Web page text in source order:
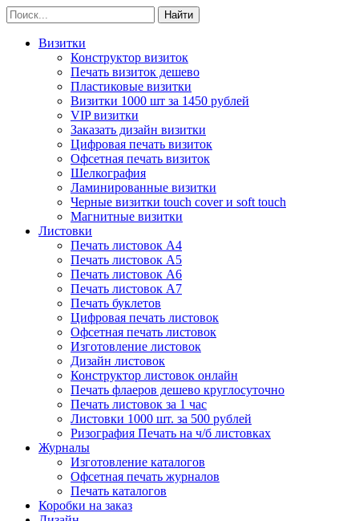
Визитки
Конструктор визиток
Печать визиток дешево
Пластиковые визитки
Визитки 1000 шт за 1450 рублей
VIP визитки
Заказать дизайн визитки
Цифровая печать визиток
Офсетная печать визиток
Шелкография
Ламинированные визитки
Черные визитки touch cover и soft touch
Магнитные визитки
Листовки
Печать листовок А4
Печать листовок А5
Печать листовок А6
Печать листовок А7
Печать буклетов
Цифровая печать листовок
Офсетная печать листовок
Изготовление листовок
Дизайн листовок
Конструктор листовок онлайн
Печать флаеров дешево круглосуточно
Печать листовок за 1 час
Листовки 1000 шт. за 500 рублей
Ризография Печать на ч/б листовках
Журналы
Изготовление каталогов
Офсетная печать журналов
Печать каталогов
Коробки на заказ